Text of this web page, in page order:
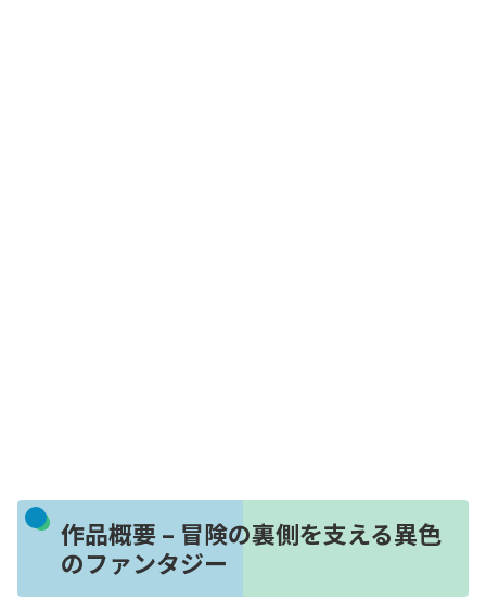
作品概要 – 冒険の裏側を支える異色
のファンタジー